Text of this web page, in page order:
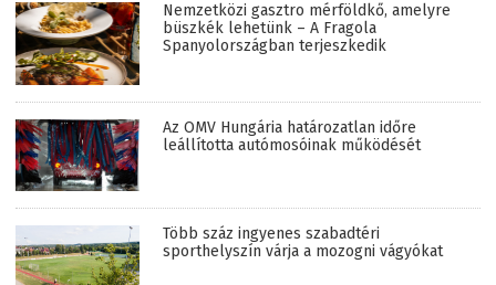
Nemzetközi gasztro mérföldkő, amelyre
büszkék lehetünk – A Fragola
Spanyolországban terjeszkedik
Az OMV Hungária határozatlan időre
leállította autómosóinak működését
Több száz ingyenes szabadtéri
sporthelyszín várja a mozogni vágyókat